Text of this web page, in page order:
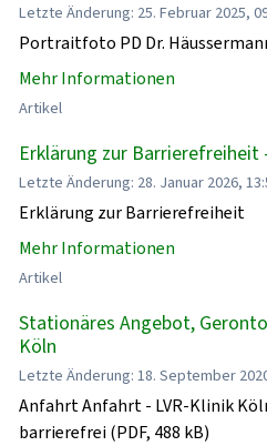
Letzte Änderung: 25. Februar 2025,
Portraitfoto PD Dr.
Mehr Informationen
Artikel
Erklärung zur Barrierefreiheit
Letzte Änderung: 28. Januar 2026,
Erklärung zur Barrierefreiheit
Mehr Informationen
Artikel
Stationäres Angebot,
Köln
Letzte Änderung: 18. September
Anfahrt Anfahrt - LVR-Klinik
barrierefrei (PDF, 488 kB)